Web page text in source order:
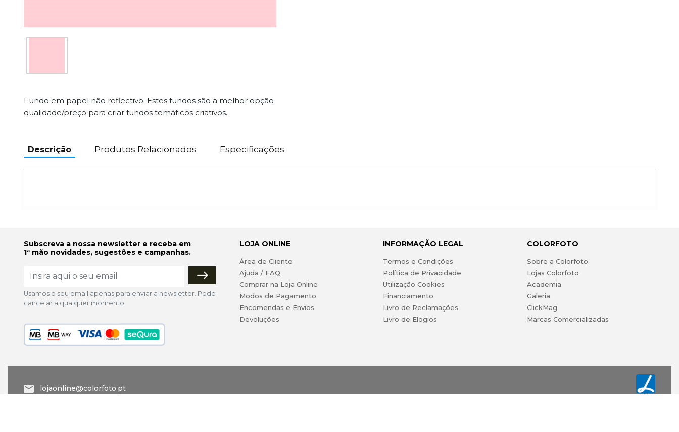
Fundo em papel não reflectivo. Estes fundos são a melhor opção
qualidade/preço para criar fundos temáticos criativos.
Descrição Produtos Relacionados Especificações
Subscreva a nossa newsletter e receba em
1ª mão novidades, sugestões e campanhas.
Usamos o seu email apenas para enviar a newsletter. Pode
cancelar a qualquer momento.
LOJA ONLINE
Área de Cliente
Ajuda / FAQ
Comprar na Loja Online
Modos de Pagamento
Encomendas e Envios
Devoluções
INFORMAÇÃO LEGAL
Termos e Condições
Política de Privacidade
Utilização Cookies
Financiamento
Livro de Reclamações
Livro de Elogios
COLORFOTO
Sobre a Colorfoto
Lojas Colorfoto
Academia
Galeria
ClickMag
Marcas Comercializadas
lojaonline@colorfoto.pt